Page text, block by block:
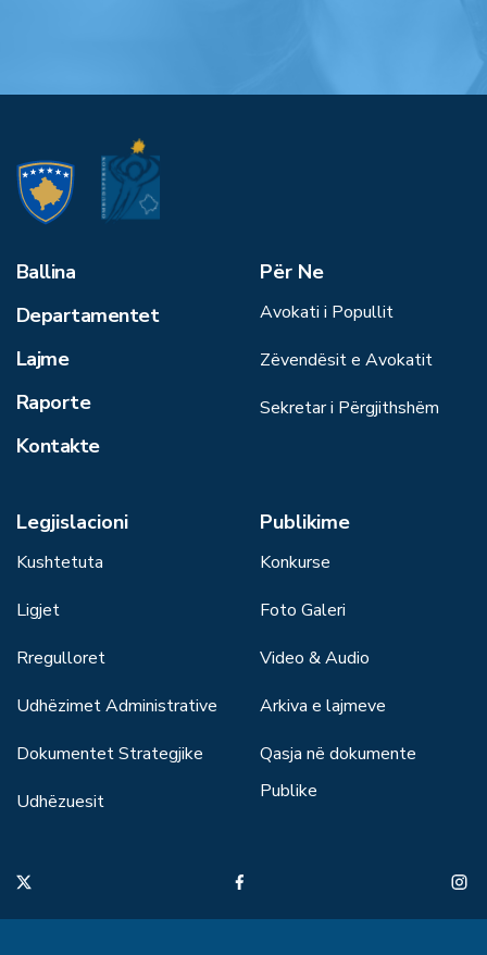
Ballina
Departamentet
Lajme
Raporte
Kontakte
Për Ne
Avokati i Popullit
Zëvendësit e Avokatit
Sekretar i Përgjithshëm
Legjislacioni
Kushtetuta
Ligjet
Rregulloret
Udhëzimet Administrative
Dokumentet Strategjike
Udhëzuesit
Publikime
Konkurse
Foto Galeri
Video & Audio
Arkiva e lajmeve
Qasja në dokumente
Publike